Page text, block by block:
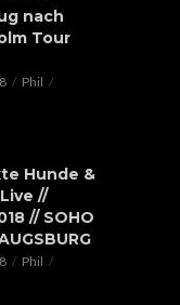
nach
Tour
Phil
Hunde &
//
// SOHO
Phil